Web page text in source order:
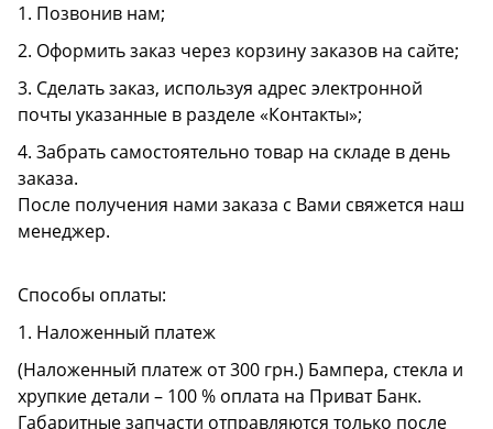
1. Позвонив нам;
2. Оформить заказ через корзину заказов на сайте;
3. Сделать заказ, используя адрес электронной
почты указанные в разделе «Контакты»;
4. Забрать самостоятельно товар на складе в день
заказа.
После получения нами заказа с Вами свяжется наш
менеджер.
Способы оплаты:
1. Наложенный платеж
(Наложенный платеж от 300 грн.) Бампера, стекла и
хрупкие детали – 100 % оплата на Приват Банк.
Габаритные запчасти отправляются только после